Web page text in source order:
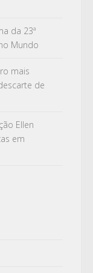
da 23ª
Mundo
mais
de
Ellen
em